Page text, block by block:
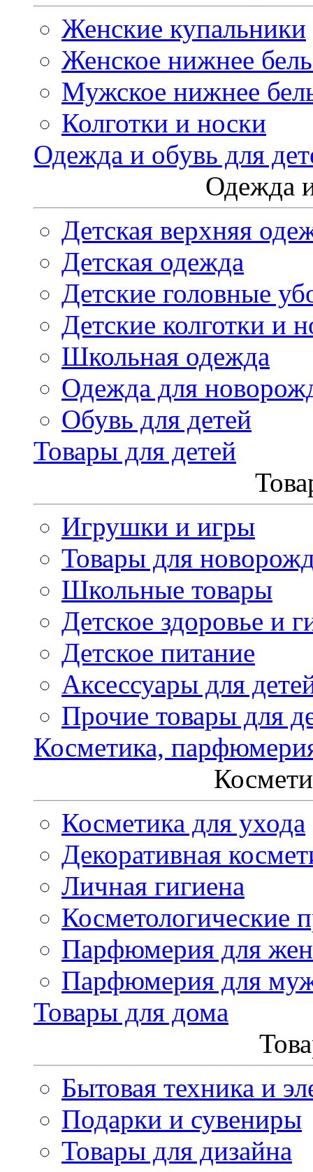
Женские купальники
Женское нижнее
Мужское нижнее
Колготки и носки
Одежда и обувь для
Одежда
Детская верхняя
Детская одежда
Детские головные
Детские колготки и
Школьная одежда
Одежда для
Обувь для детей
Товары для детей
Игрушки и игры
Товары для
Школьные товары
Детское здоровье и
Детское питание
Аксессуары для
Прочие товары для
Косметика,
Косметика для ухода
Декоративная
Личная гигиена
Косметологические
Парфюмерия для
Парфюмерия для
Товары для дома
Бытовая техника и
Подарки и сувениры
Товары для дизайна